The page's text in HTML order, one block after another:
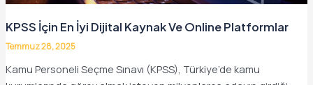
KPSS İçin En İyi Dijital Kaynak Ve Online Platformlar
Temmuz 28, 2025
Kamu Personeli Seçme Sınavı (KPSS), Türkiye’de kamu